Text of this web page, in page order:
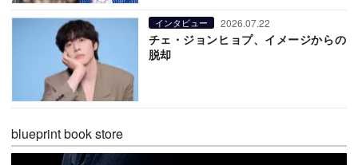
インタビュー 2026.07.22
チェ・ジョンヒョプ、イメージからの
脱却
blueprint book store